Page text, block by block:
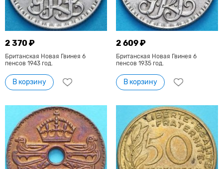
2 370 ₽
Британская Новая Гвинея 6
пенсов 1943 год.
В корзину
2 609 ₽
Британская Новая Гвинея 6
пенсов 1935 год.
В корзину